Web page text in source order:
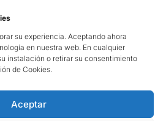
su experiencia. Aceptando ahora
en nuestra web. En cualquier
instalación o retirar su consentimiento
de Cookies.
Aceptar